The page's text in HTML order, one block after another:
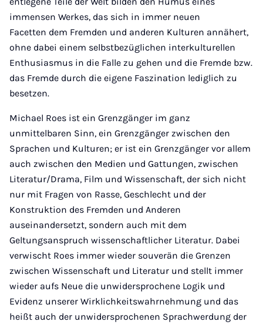
immensen Werkes, das sich in immer neuen
Facetten dem Fremden und anderen Kulturen annähert,
ohne dabei einem selbstbezüglichen interkulturellen
Enthusiasmus in die Falle zu gehen und die Fremde bzw.
das Fremde durch die eigene Faszination lediglich zu
besetzen.
Michael Roes ist ein Grenzgänger im ganz
unmittelbaren Sinn, ein Grenzgänger zwischen den
Sprachen und Kulturen; er ist ein Grenzgänger vor allem
auch zwischen den Medien und Gattungen, zwischen
Literatur/Drama, Film und Wissenschaft, der sich nicht
nur mit Fragen von Rasse, Geschlecht und der
Konstruktion des Fremden und Anderen
auseinandersetzt, sondern auch mit dem
Geltungsanspruch wissenschaftlicher Literatur. Dabei
verwischt Roes immer wieder souverän die Grenzen
zwischen Wissenschaft und Literatur und stellt immer
wieder aufs Neue die unwidersprochene Logik und
Evidenz unserer Wirklichkeitswahrnehmung und das
heißt auch der unwidersprochenen Sprachwerdung der